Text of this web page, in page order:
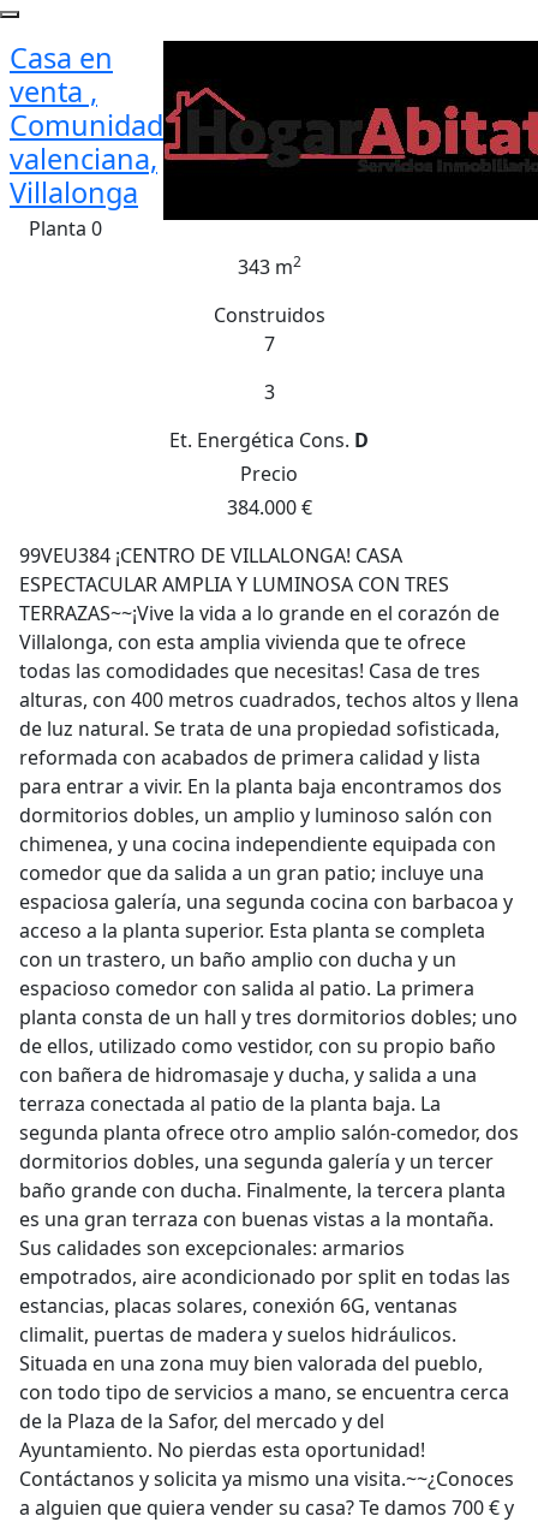
Casa en
venta ,
Comunidad
valenciana,
Villalonga
Planta 0
343 m2
Construidos
7
3
Et. Energética Cons. D
Precio
384.000 €
99VEU384 ¡CENTRO DE VILLALONGA! CASA
ESPECTACULAR AMPLIA Y LUMINOSA CON TRES
TERRAZAS~~¡Vive la vida a lo grande en el corazón de
Villalonga, con esta amplia vivienda que te ofrece
todas las comodidades que necesitas! Casa de tres
alturas, con 400 metros cuadrados, techos altos y llena
de luz natural. Se trata de una propiedad sofisticada,
reformada con acabados de primera calidad y lista
para entrar a vivir. En la planta baja encontramos dos
dormitorios dobles, un amplio y luminoso salón con
chimenea, y una cocina independiente equipada con
comedor que da salida a un gran patio; incluye una
espaciosa galería, una segunda cocina con barbacoa y
acceso a la planta superior. Esta planta se completa
con un trastero, un baño amplio con ducha y un
espacioso comedor con salida al patio. La primera
planta consta de un hall y tres dormitorios dobles; uno
de ellos, utilizado como vestidor, con su propio baño
con bañera de hidromasaje y ducha, y salida a una
terraza conectada al patio de la planta baja. La
segunda planta ofrece otro amplio salón-comedor, dos
dormitorios dobles, una segunda galería y un tercer
baño grande con ducha. Finalmente, la tercera planta
es una gran terraza con buenas vistas a la montaña.
Sus calidades son excepcionales: armarios
empotrados, aire acondicionado por split en todas las
estancias, placas solares, conexión 6G, ventanas
climalit, puertas de madera y suelos hidráulicos.
Situada en una zona muy bien valorada del pueblo,
con todo tipo de servicios a mano, se encuentra cerca
de la Plaza de la Safor, del mercado y del
Ayuntamiento. No pierdas esta oportunidad!
Contáctanos y solicita ya mismo una visita.~~¿Conoces
a alguien que quiera vender su casa? Te damos 700 € y